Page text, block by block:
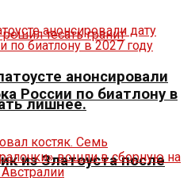
лишнее.
из Златоуста после
анонсировали
России по биатлону в